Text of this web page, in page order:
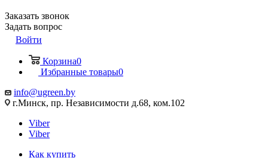
Заказать звонок
Задать вопрос
Войти
Корзина0
Избранные товары0
info@ugreen.by
г.Минск, пр. Независимости д.68, ком.102
Viber
Viber
Как купить